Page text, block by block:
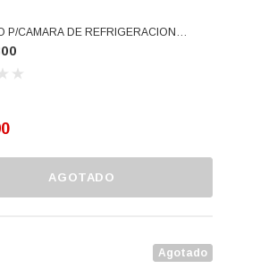
P/CAMARA DE REFRIGERACION
YL-1300 (RPYL1300)
AGOTADO
Agotado